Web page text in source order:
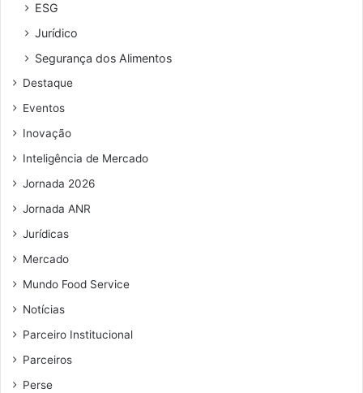
ESG
Jurídico
Segurança dos Alimentos
Destaque
Eventos
Inovação
Inteligência de Mercado
Jornada 2026
Jornada ANR
Jurídicas
Mercado
Mundo Food Service
Notícias
Parceiro Institucional
Parceiros
Perse